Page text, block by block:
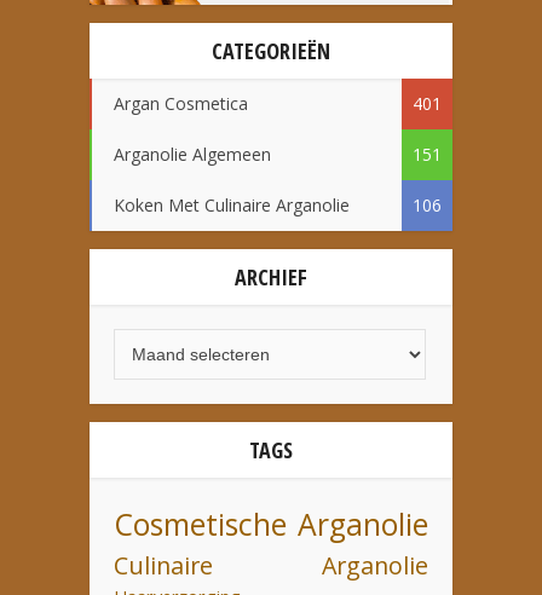
CATEGORIEËN
Argan Cosmetica 401
Arganolie Algemeen 151
Koken Met Culinaire Arganolie 106
ARCHIEF
TAGS
Cosmetische Arganolie
Culinaire Arganolie